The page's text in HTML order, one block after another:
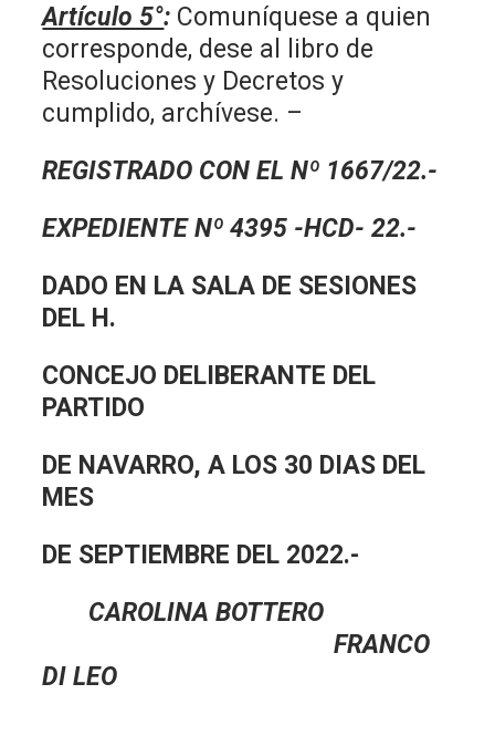
Artículo 5°: Comuníquese a quien
corresponde, dese al libro de
Resoluciones y Decretos y
cumplido, archívese. –
REGISTRADO CON EL Nº 1667/22.-
EXPEDIENTE Nº 4395 -HCD- 22.-
DADO EN LA SALA DE SESIONES
DEL H.
CONCEJO DELIBERANTE DEL
PARTIDO
DE NAVARRO, A LOS 30 DIAS DEL
MES
DE SEPTIEMBRE DEL 2022.-
CAROLINA BOTTERO
FRANCO
DI LEO